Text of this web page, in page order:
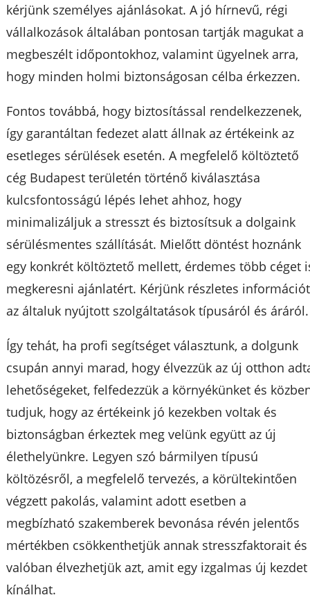
kérjünk személyes ajánlásokat. A jó hírnevű, régi
vállalkozások általában pontosan tartják magukat a
megbeszélt időpontokhoz, valamint ügyelnek arra,
hogy minden holmi biztonságosan célba érkezzen.
Fontos továbbá, hogy biztosítással rendelkezzenek,
így garantáltan fedezet alatt állnak az értékeink az
esetleges sérülések esetén. A megfelelő költöztető
cég Budapest területén történő kiválasztása
kulcsfontosságú lépés lehet ahhoz, hogy
minimalizáljuk a stresszt és biztosítsuk a dolgaink
sérülésmentes szállítását. Mielőtt döntést hoznánk
egy konkrét költöztető mellett, érdemes több céget
megkeresni ajánlatért. Kérjünk részletes információt
az általuk nyújtott szolgáltatások típusáról és áráról.
Így tehát, ha profi segítséget választunk, a dolgunk
csupán annyi marad, hogy élvezzük az új otthon
lehetőségeket, felfedezzük a környékünket és
tudjuk, hogy az értékeink jó kezekben voltak és
biztonságban érkeztek meg velünk együtt az új
élethelyünkre. Legyen szó bármilyen típusú
költözésről, a megfelelő tervezés, a körültekintően
végzett pakolás, valamint adott esetben a
megbízható szakemberek bevonása révén jelentős
mértékben csökkenthetjük annak stresszfaktorait és
valóban élvezhetjük azt, amit egy izgalmas új kezdet
kínálhat.